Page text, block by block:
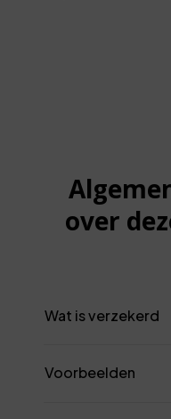
over
Wat is verzekerd
Voorbeelden